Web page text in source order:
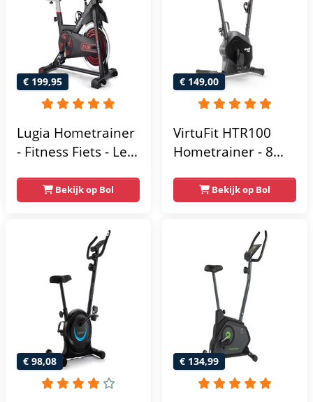
€ 199,95
Lugia Hometrainer
- Fitness Fiets - Led
Verstelbaar Zadel -
0-100% weerstand
Hartslagfunctie -
Max 130kg -
Extreem Stil
Bekijk op Bol
€ 149,00
VirtuFit HTR100
Hometrainer - 8
Weerstandniveau's
- Verstelbaar zadel
Tablethouder -
Max. 120 kg
Gebruikersgewicht
- Fitnessfiets
Bekijk op Bol
€ 98,08 € 134,99